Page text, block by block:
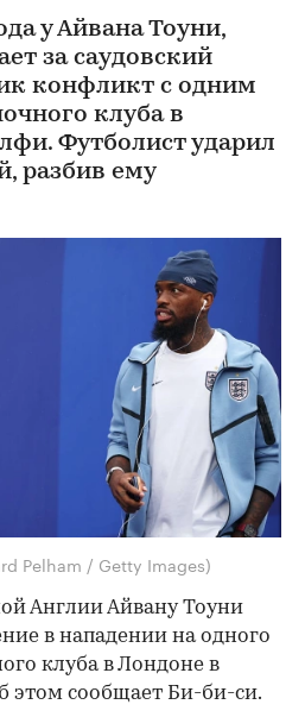
у Айвана Тоуни,
за саудовский
конфликт с одним
клуба в
Футболист ударил
разбив ему
Pelham / Getty Images)
Англии Айвану Тоуни
в нападении на одного
клуба в Лондоне в
этом сообщает Би-би-си.